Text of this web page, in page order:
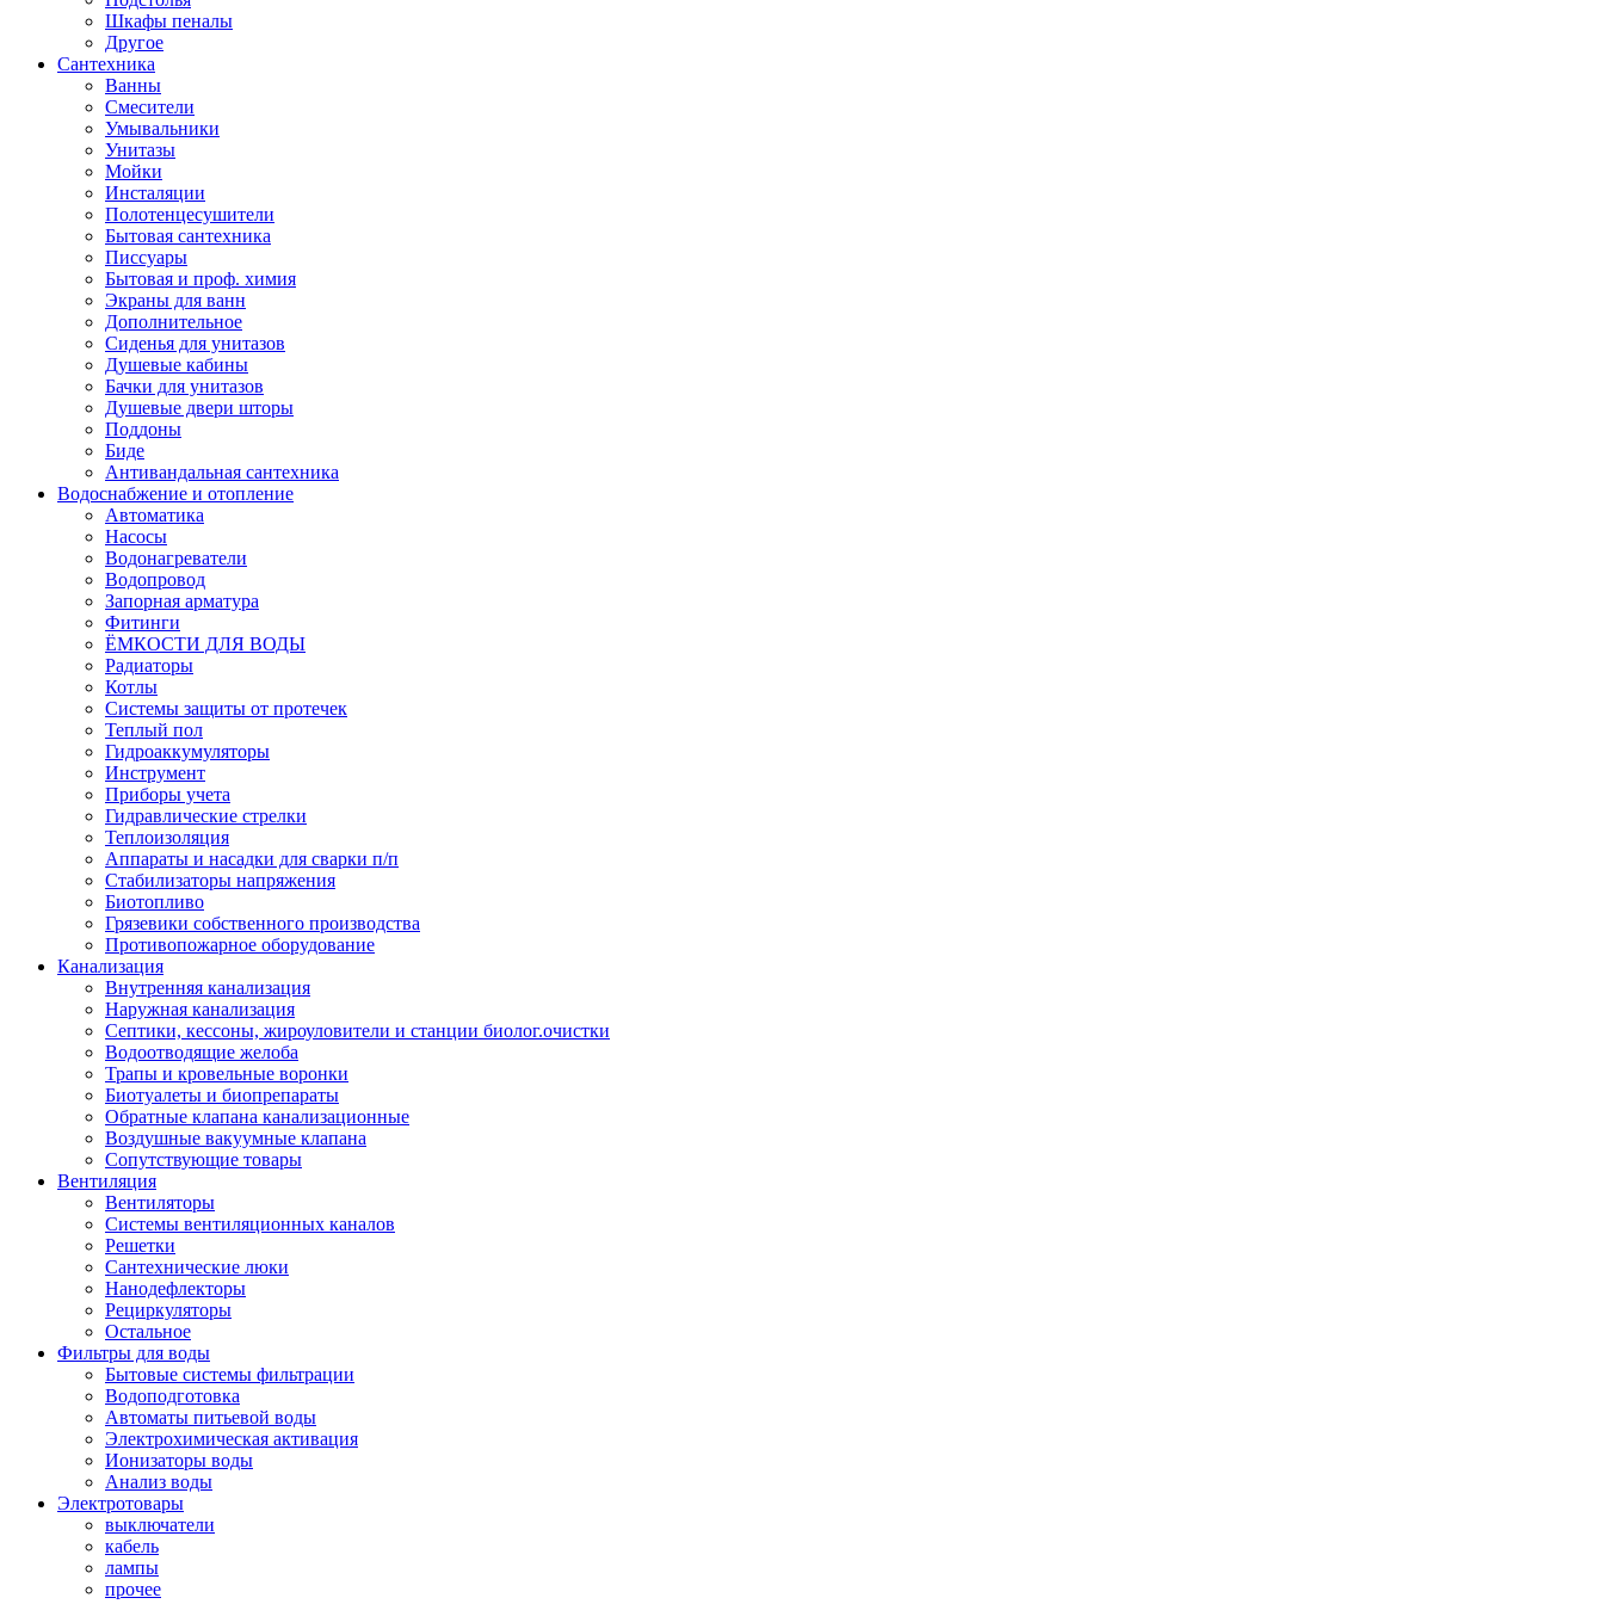
Шкафы пеналы
Другое
Сантехника
Ванны
Смесители
Умывальники
Унитазы
Мойки
Инсталяции
Полотенцесушители
Бытовая сантехника
Писсуары
Бытовая и проф. химия
Экраны для ванн
Дополнительное
Сиденья для унитазов
Душевые кабины
Бачки для унитазов
Душевые двери шторы
Поддоны
Биде
Антивандальная сантехника
Водоснабжение и отопление
Автоматика
Насосы
Водонагреватели
Водопровод
Запорная арматура
Фитинги
ЁМКОСТИ ДЛЯ ВОДЫ
Радиаторы
Котлы
Системы защиты от протечек
Теплый пол
Гидроаккумуляторы
Инструмент
Приборы учета
Гидравлические стрелки
Теплоизоляция
Аппараты и насадки для сварки п/п
Стабилизаторы напряжения
Биотопливо
Грязевики собственного производства
Противопожарное оборудование
Канализация
Внутренняя канализация
Наружная канализация
Септики, кессоны, жироуловители и станции биолог.очистки
Водоотводящие желоба
Трапы и кровельные воронки
Биотуалеты и биопрепараты
Обратные клапана канализационные
Воздушные вакуумные клапана
Сопутствующие товары
Вентиляция
Вентиляторы
Системы вентиляционных каналов
Решетки
Сантехнические люки
Нанодефлекторы
Рециркуляторы
Остальное
Фильтры для воды
Бытовые системы фильтрации
Водоподготовка
Автоматы питьевой воды
Электрохимическая активация
Ионизаторы воды
Анализ воды
Электротовары
выключатели
кабель
лампы
прочее